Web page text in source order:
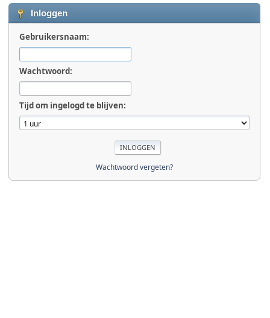
Inloggen
Gebruikersnaam:
Wachtwoord:
Tijd om ingelogd te blijven:
Wachtwoord vergeten?